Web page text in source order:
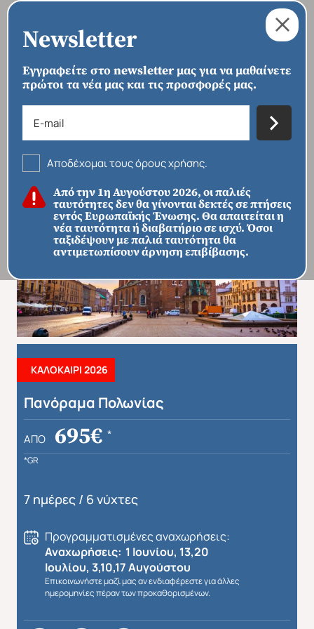
Newsletter
Εγγραφείτε στο newsletter μας για να μαθαίνετε
πρώτοι τα νέα μας και τις προσφορές μας.
Αποδέχομαι τους όρους χρήσης.
Από την 1η Αυγούστου 2026, οι παλιές
ταυτότητες δεν θα γίνονται δεκτές σε πτήσεις
εντός Ευρωπαϊκής Ένωσης. Θα απαιτείται η
νέα ταυτότητα ή διαβατήριο σε ισχύ. Όσοι
ταξιδέψουν με παλιά ταυτότητα θα
αντιμετωπίσουν άρνηση επιβίβασης.
Απευθείας απο Ηράκλειο Εκτός Ευρώπης
ΑΡΧΙΚΗ › ΠΡΟΟΡΙΣΜΟΙ › ΕΥΡΏΠΗ › ΠΟΛΩΝΊΑ
ΚΑΛΟΚΑΙΡΙ 2026
Πανόραμα Πολωνίας
ΑΠΌ 695€ *
*GR
7 ημέρες / 6 νύχτες
Προγραμματισμένες αναχωρήσεις:
Αναχωρήσεις: 1 Ιουνίου, 13,20
Ιουλίου, 3,10,17 Αυγούστου
Επικοινωνήστε μαζί μας αν ενδιαφέρεστε για άλλες
ημερομηνίες πέραν των προκαθορισμένων.